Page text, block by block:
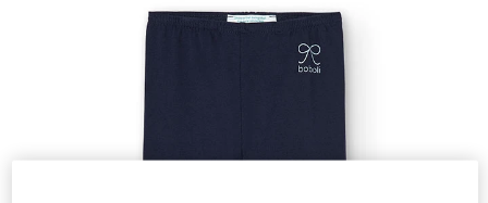
poursuit Commencer la